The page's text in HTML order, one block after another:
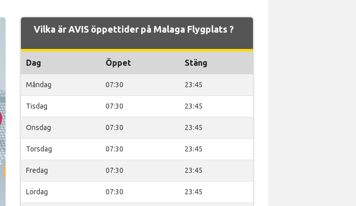
Vilka är AVIS öppettider på Malaga Flygplats ?
Dag Öppet Stäng
Måndag 07:30 23:45
Tisdag 07:30 23:45
Onsdag 07:30 23:45
Torsdag 07:30 23:45
Fredag 07:30 23:45
Lördag 07:30 23:45